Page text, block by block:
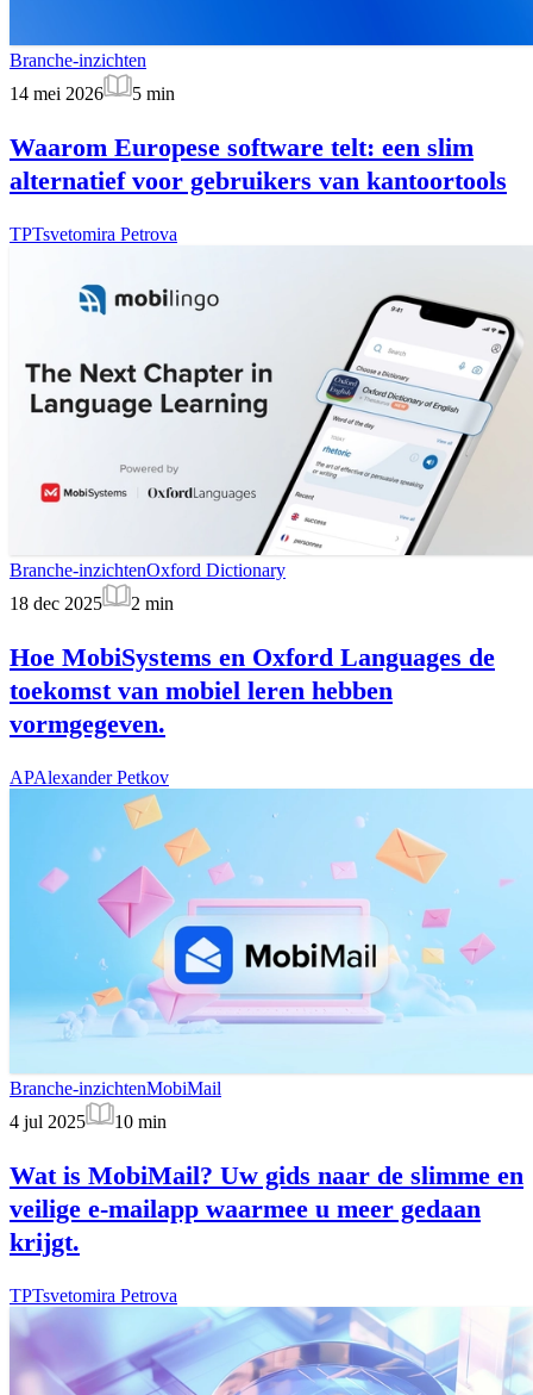
Branche-inzichten
14 mei 2026
5 min
Waarom Europese software telt: een slim
alternatief voor gebruikers van kantoortools
TPTsvetomira Petrova
Branche-inzichtenOxford Dictionary
18 dec 2025
2 min
Hoe MobiSystems en Oxford Languages de
toekomst van mobiel leren hebben
vormgegeven.
APAlexander Petkov
Branche-inzichtenMobiMail
4 jul 2025
10 min
Wat is MobiMail? Uw gids naar de slimme en
veilige e-mailapp waarmee u meer gedaan
krijgt.
TPTsvetomira Petrova